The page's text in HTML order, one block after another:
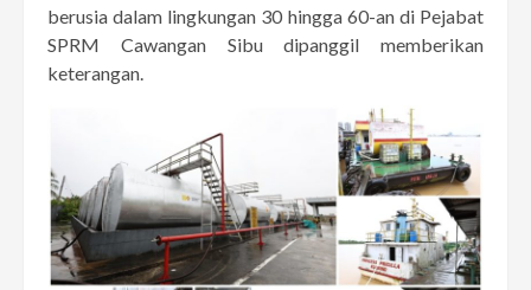
berusia dalam lingkungan 30 hingga 60-an di Pejabat
SPRM Cawangan Sibu dipanggil memberikan
keterangan.